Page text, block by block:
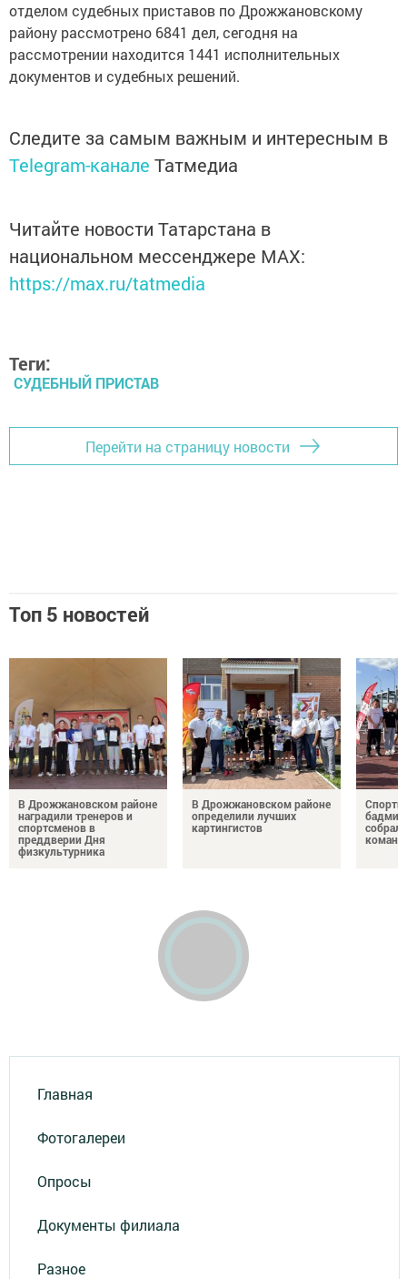
отделом судебных приставов по Дрожжановскому
району рассмотрено 6841 дел, сегодня на
рассмотрении находится 1441 исполнительных
документов и судебных решений.
Следите за самым важным и интересным в
Telegram-канале Татмедиа
Читайте новости Татарстана в
национальном мессенджере MАХ:
https://max.ru/tatmedia
Теги:
СУДЕБНЫЙ ПРИСТАВ
Перейти на страницу новости
Топ 5 новостей
В Дрожжановском районе
наградили тренеров и
спортсменов в
преддверии Дня
физкультурника
В Дрожжановском районе
определили лучших
картингистов
Главная
Фотогалереи
Опросы
Документы филиала
Разное